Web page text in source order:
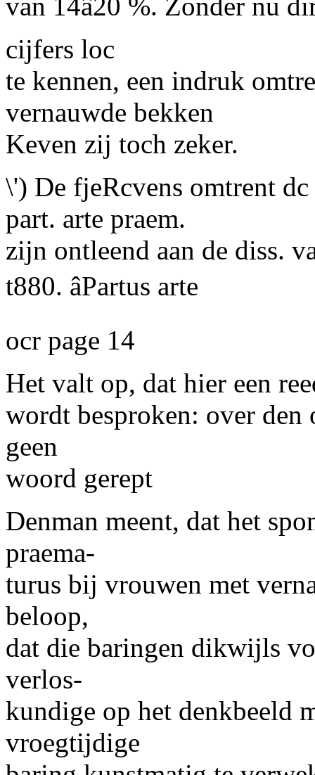
cijfers loc
te kennen, een indruk
vernauwde bekken
Keven zij toch zeker.
\') De fjeRcvens omtrent
part. arte praem.
zijn ontleend aan de diss.
t880. âPartus arte
ocr page 14
Het valt op, dat hier een
wordt besproken: over
geen
woord gerept
Denman meent, dat het
praema-
turus bij vrouwen met
beloop,
dat die baringen dikwijls
verlos-
kundige op het denkbeeld
vroegtijdige